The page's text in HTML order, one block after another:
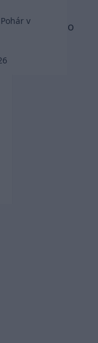
v
smerovať do